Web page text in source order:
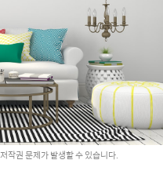
작권 문제가 발생할 수 있습니다.